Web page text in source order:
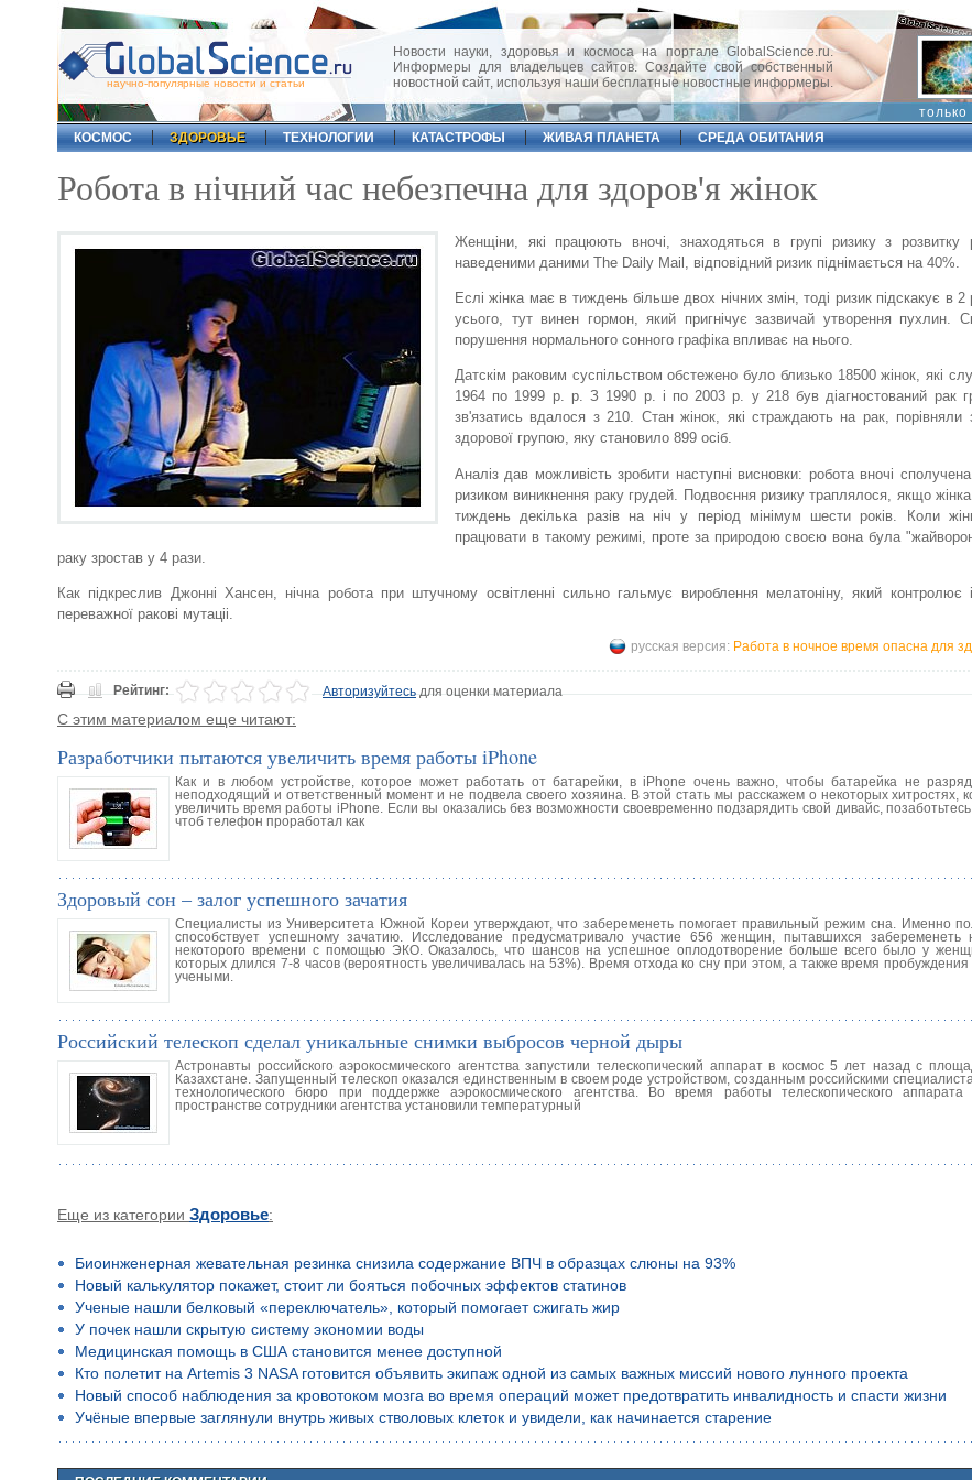
научно-популярные новости и статьи
Новости науки, здоровья и космоса на портале GlobalScience.ru.
Информеры для владельцев сайтов. Создайте свой собственный
новостной сайт, используя наши бесплатные новостные информеры.
КОСМОС
ЗДОРОВЬЕ ТЕХНОЛОГИИ КАТАСТРОФЫ ЖИВАЯ ПЛАНЕТА СРЕДА ОБИТАНИЯ
Робота в нічний час небезпечна для здоров'я жінок
Женщіни, які працюють вночі, знаходяться в групі ризику з розвитку
наведеними даними The Daily Mail, відповідний ризик піднімається на 40%.
Еслі жінка має в тиждень більше двох нічних змін, тоді ризик підскакує в
усього, тут винен гормон, який пригнічує зазвичай утворення пухлин.
порушення нормального сонного графіка впливає на нього.
Датскім раковим суспільством обстежено було близько 18500 жінок, які
1964 по 1999 р. р. З 1990 р. і по 2003 р. у 218 був діагностований рак
зв'язатись вдалося з 210. Стан жінок, які страждають на рак, порівняли
здорової групою, яку становило 899 осіб.
Аналіз дав можливість зробити наступні висновки: робота вночі
ризиком виникнення раку грудей. Подвоєння ризику траплялося, якщо
тиждень декілька разів на ніч у період мінімум шести років. Коли
працювати в такому режимі, проте за природою своєю вона була
раку зростав у 4 рази.
Как підкреслив Джонні Хансен, нічна робота при штучному освітленні сильно гальмує вироблення мелатоніну, який контролює
переважної ракові мутаціі.
русская версия: Работа в ночное время опасна для
Рейтинг: Авторизуйтесьдля оценки материала
С этим материалом еще читают:
Разработчики пытаются увеличить время работы iPhone
Как и в любом устройстве, которое может работать от батарейки, в iPhone очень важно, чтобы батарейка не
неподходящий и ответственный момент и не подвела своего хозяина. В этой стать мы расскажем о некоторых хитростях,
увеличить время работы iPhone. Если вы оказались без возможности своевременно подзарядить свой дивайс,
чтоб телефон проработал как
Здоровый сон – залог успешного зачатия
Специалисты из Университета Южной Кореи утверждают, что забеременеть помогает правильный режим сна. Именно
способствует успешному зачатию. Исследование предусматривало участие 656 женщин, пытавшихся забеременеть
некоторого времени с помощью ЭКО. Оказалось, что шансов на успешное оплодотворение больше всего было у
которых длился 7-8 часов (вероятность увеличивалась на 53%). Время отхода ко сну при этом, а также время
учеными.
Российский телескоп сделал уникальные снимки выбросов черной дыры
Астронавты российского аэрокосмического агентства запустили телескопический аппарат в космос 5 лет назад с
Казахстане. Запущенный телескоп оказался единственным в своем роде устройством, созданным российскими
технологического бюро при поддержке аэрокосмического агентства. Во время работы телескопического аппарата
пространстве сотрудники агентства установили температурный
Еще из категории Здоровье:
Биоинженерная жевательная резинка снизила содержание ВПЧ в образцах слюны на 93%
Новый калькулятор покажет, стоит ли бояться побочных эффектов статинов
Ученые нашли белковый «переключатель», который помогает сжигать жир
У почек нашли скрытую систему экономии воды
Медицинская помощь в США становится менее доступной
Кто полетит на Artemis 3 NASA готовится объявить экипаж одной из самых важных миссий нового лунного проекта
Новый способ наблюдения за кровотоком мозга во время операций может предотвратить инвалидность и спасти жизни
Учёные впервые заглянули внутрь живых стволовых клеток и увидели, как начинается старение